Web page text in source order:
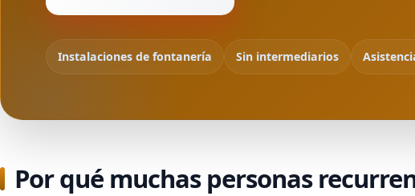
Instalaciones de fontanería Sin intermediarios
Por qué muchas personas